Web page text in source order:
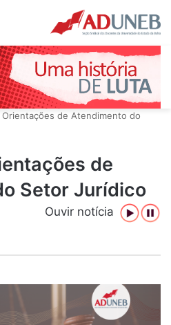
Pesquisar
de Atendimento do
de
Setor Jurídico
Ouvir notícia